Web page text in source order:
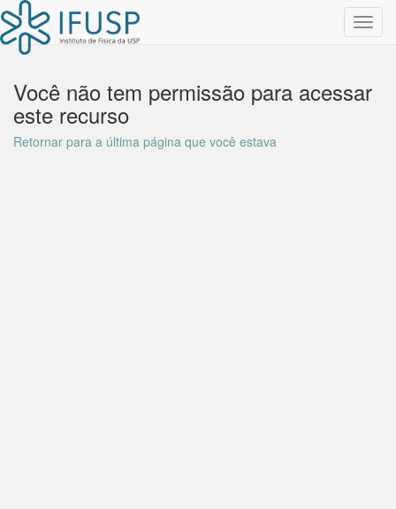
Você não tem permissão para acessar
este recurso
Retornar para a última página que você estava